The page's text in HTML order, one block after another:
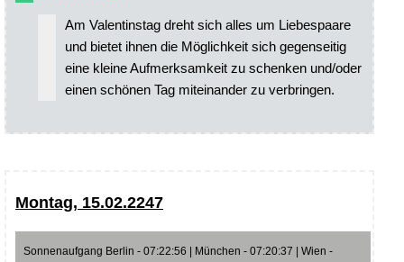
Am Valentinstag dreht sich alles um Liebespaare
und bietet ihnen die Möglichkeit sich gegenseitig
eine kleine Aufmerksamkeit zu schenken und/oder
einen schönen Tag miteinander zu verbringen.
Montag, 15.02.2247
Sonnenaufgang Berlin - 07:22:56 | München - 07:20:37 | Wien -